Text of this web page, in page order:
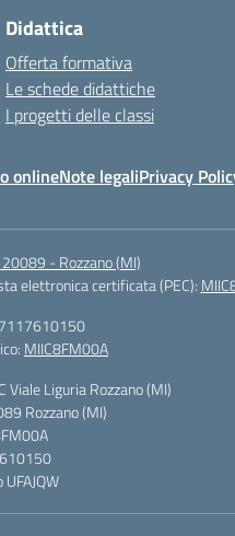
Didattica
Offerta formativa
Le schede didattiche
I progetti delle classi
onlineNote legaliPrivacy
- Rozzano (MI)
elettronica certificata (PEC):
MIIC8FM00A
Liguria Rozzano (MI)
Rozzano (MI)